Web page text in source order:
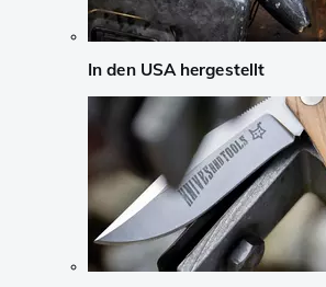
In den USA hergestellt